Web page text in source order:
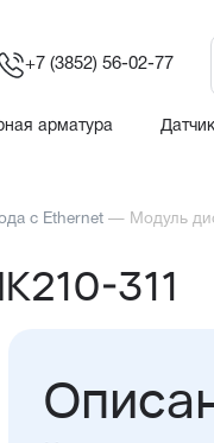
+7 (3852) 56-02-77
арматура
с Ethernet — Модуль
311